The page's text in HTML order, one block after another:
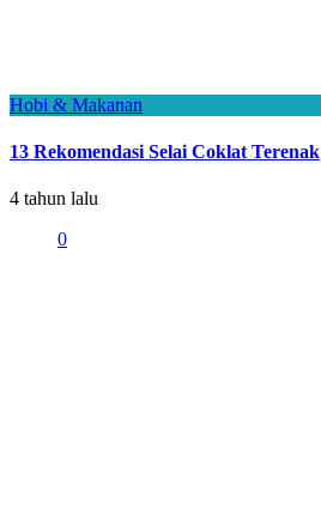
Hobi & Makanan
13 Rekomendasi Selai Coklat Terenak
4 tahun lalu
0